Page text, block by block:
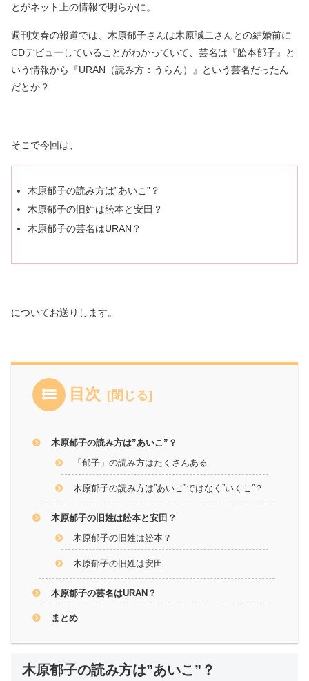
とがネット上の情報で明らかに。
週刊文春の報道では、木原郁子さんは木原誠二さんとの結婚前に
CDデビューしていることがわかっていて、芸名は『舩本郁子』と
いう情報から『URAN（読み方：うらん）』という芸名だったん
だとか？
そこで今回は、
木原郁子の読み方は”あいこ”？
木原郁子の旧姓は舩本と安田？
木原郁子の芸名はURAN？
についてお送りします。
目次
木原郁子の読み方は”あいこ”？
「郁子」の読み方はたくさんある
木原郁子の読み方は”あいこ”ではなく”いくこ”？
木原郁子の旧姓は舩本と安田？
木原郁子の旧姓は舩本？
木原郁子の旧姓は安田
木原郁子の芸名はURAN？
まとめ
木原郁子の読み方は”あいこ”？